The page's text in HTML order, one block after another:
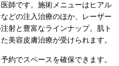
師です。施術メニューはヒアル
どの注入治療のほか、レーザー
射と豊富なラインナップ。肌ト
美容皮膚治療が受けられます。
約でスペースを確保できます。